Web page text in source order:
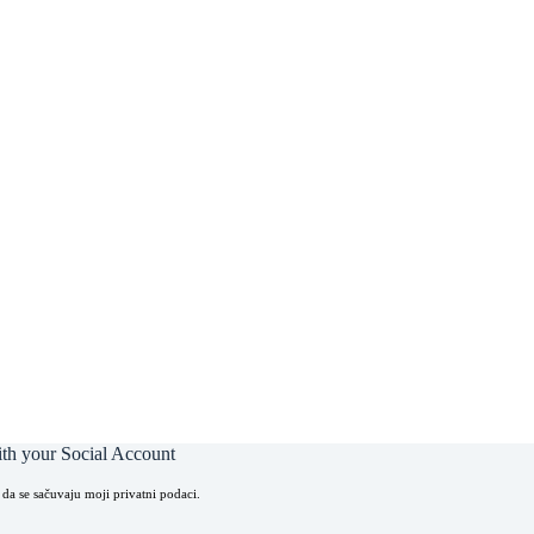
your Social Account
se sačuvaju moji privatni podaci.